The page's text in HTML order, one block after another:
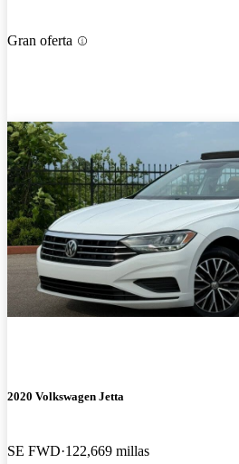
Gran oferta
2020 Volkswagen Jetta
SE FWD 122,669 millas